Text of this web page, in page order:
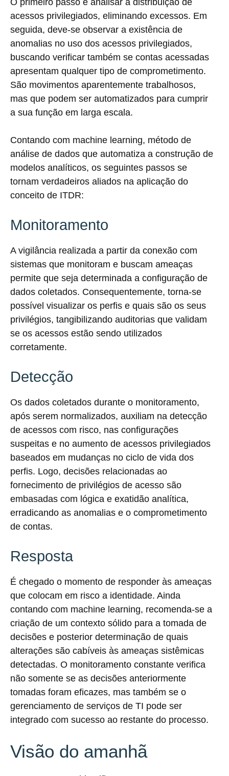
O primeiro passo é analisar a distribuição de
acessos privilegiados, eliminando excessos. Em
seguida, deve-se observar a existência de
anomalias no uso dos acessos privilegiados,
buscando verificar também se contas acessadas
apresentam qualquer tipo de comprometimento.
São movimentos aparentemente trabalhosos,
mas que podem ser automatizados para cumprir
a sua função em larga escala.
Contando com machine learning, método de
análise de dados que automatiza a construção de
modelos analíticos, os seguintes passos se
tornam verdadeiros aliados na aplicação do
conceito de ITDR:
Monitoramento
A vigilância realizada a partir da conexão com
sistemas que monitoram e buscam ameaças
permite que seja determinada a configuração de
dados coletados. Consequentemente, torna-se
possível visualizar os perfis e quais são os seus
privilégios, tangibilizando auditorias que validam
se os acessos estão sendo utilizados
corretamente.
Detecção
Os dados coletados durante o monitoramento,
após serem normalizados, auxiliam na detecção
de acessos com risco, nas configurações
suspeitas e no aumento de acessos privilegiados
baseados em mudanças no ciclo de vida dos
perfis. Logo, decisões relacionadas ao
fornecimento de privilégios de acesso são
embasadas com lógica e exatidão analítica,
erradicando as anomalias e o comprometimento
de contas.
Resposta
É chegado o momento de responder às ameaças
que colocam em risco a identidade. Ainda
contando com machine learning, recomenda-se a
criação de um contexto sólido para a tomada de
decisões e posterior determinação de quais
alterações são cabíveis às ameaças sistêmicas
detectadas. O monitoramento constante verifica
não somente se as decisões anteriormente
tomadas foram eficazes, mas também se o
gerenciamento de serviços de TI pode ser
integrado com sucesso ao restante do processo.
Visão do amanhã